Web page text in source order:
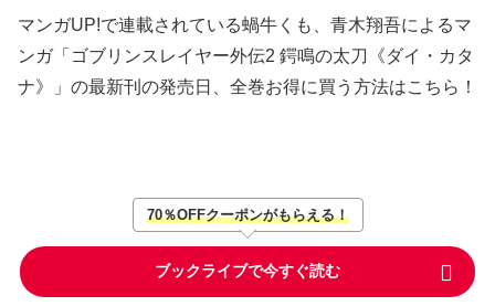
マンガUP!で連載されている蝸牛くも、青木翔吾によるマ
ンガ「ゴブリンスレイヤー外伝2 鍔鳴の太刀《ダイ・カタ
ナ》」の最新刊の発売日、全巻お得に買う方法はこちら！
70％OFFクーポンがもらえる！
ブックライブで今すぐ読む